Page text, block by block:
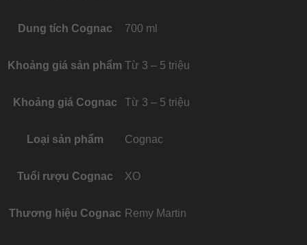
Dung tích Cognac 700 ml
Khoảng giá sản phẩm Từ 3 – 5 triệu
Khoảng giá Cognac Từ 3 – 5 triệu
Loại sản phẩm Cognac
Tuổi rượu Cognac XO
Thương hiệu Cognac Remy Martin